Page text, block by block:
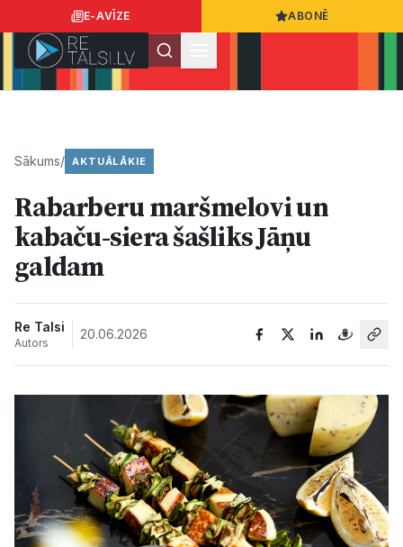
E-AVĪZE ABONĒ
Ziņas
Kultūra
Bizness
Video
Sākums/ AKTUĀLĀKIE
Rabarberu maršmelovi un
kabaču-siera šašliks Jāņu
galdam
Re Talsi
Autors
20.06.2026